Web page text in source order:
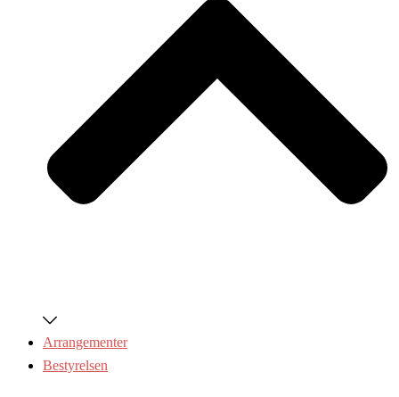
Arrangementer
Bestyrelsen